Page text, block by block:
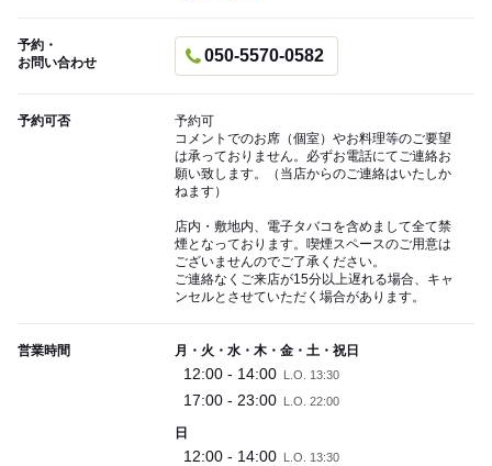
予約・
お問い合わせ
050-5570-0582
予約可否
予約可
コメントでのお席（個室）やお料理等のご要望
は承っておりません。必ずお電話にてご連絡お
願い致します。（当店からのご連絡はいたしか
ねます）
店内・敷地内、電子タバコを含めまして全て禁
煙となっております。喫煙スペースのご用意は
ございませんのでご了承ください。
ご連絡なくご来店が15分以上遅れる場合、キャ
ンセルとさせていただく場合があります。
営業時間 月・火・水・木・金・土・祝日
12:00 - 14:00 L.O. 13:30
17:00 - 23:00 L.O. 22:00
日
12:00 - 14:00 L.O. 13:30